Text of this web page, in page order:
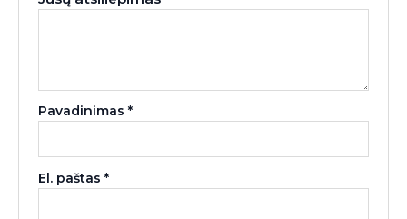
Pavadinimas*
El. paštas*